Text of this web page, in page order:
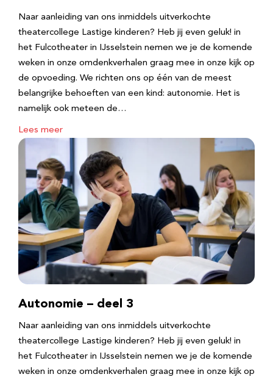
Naar aanleiding van ons inmiddels uitverkochte
theatercollege Lastige kinderen? Heb jij even geluk! in
het Fulcotheater in IJsselstein nemen we je de komende
weken in onze omdenkverhalen graag mee in onze kijk op
de opvoeding. We richten ons op één van de meest
belangrijke behoeften van een kind: autonomie. Het is
namelijk ook meteen de…
Lees meer
Autonomie – deel 3
Naar aanleiding van ons inmiddels uitverkochte
theatercollege Lastige kinderen? Heb jij even geluk! in
het Fulcotheater in IJsselstein nemen we je de komende
weken in onze omdenkverhalen graag mee in onze kijk op